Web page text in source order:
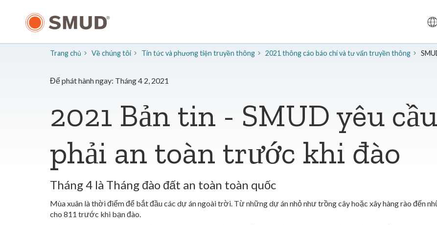
Trang chủ Về chúng tôi ​Tin tức và phương tiện truyền thông 2021 thông cáo báo chí và tư vấn truyền thông
Để phát hành ngay: Tháng 4 2, 2021
2021 Bản tin - SMUD yêu
phải an toàn trước khi đào
Tháng 4 là Tháng đào đất an toàn toàn quốc
Mùa xuân là thời điểm để bắt đầu các dự án ngoài trời. Từ những dự án nhỏ như trồng cây hoặc xây hàng rào đến
cho 811 trước khi bạn đào.